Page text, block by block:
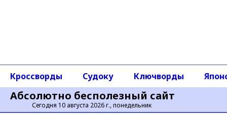
Абсолютно бесполезный сайт
Сегодня 10 августа 2026 г., понедельник
Кроссворды Судоку Ключворды